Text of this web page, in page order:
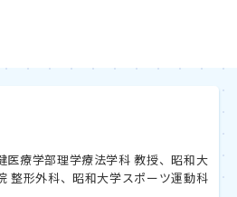
医療学部理学療法学科 教授、昭和大
整形外科、昭和大学スポーツ運動科